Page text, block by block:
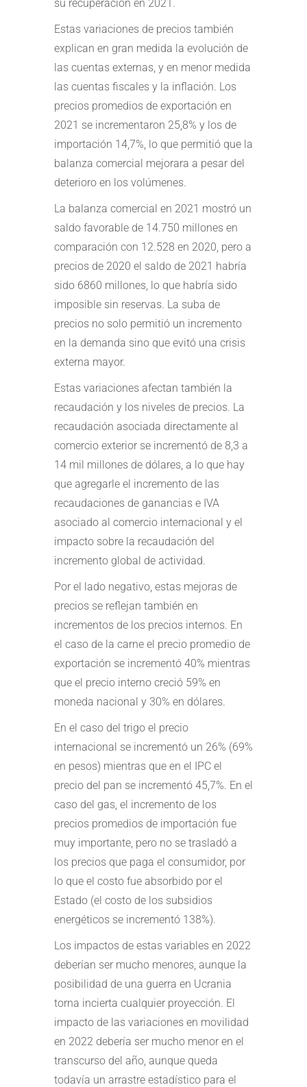
su recuperación en 2021.
Estas variaciones de precios también
explican en gran medida la evolución de
las cuentas externas, y en menor medida
las cuentas fiscales y la inflación. Los
precios promedios de exportación en
2021 se incrementaron 25,8% y los de
importación 14,7%, lo que permitió que la
balanza comercial mejorara a pesar del
deterioro en los volúmenes.
La balanza comercial en 2021 mostró un
saldo favorable de 14.750 millones en
comparación con 12.528 en 2020, pero a
precios de 2020 el saldo de 2021 habría
sido 6860 millones, lo que habría sido
imposible sin reservas. La suba de
precios no solo permitió un incremento
en la demanda sino que evitó una crisis
externa mayor.
Estas variaciones afectan también la
recaudación y los niveles de precios. La
recaudación asociada directamente al
comercio exterior se incrementó de 8,3 a
14 mil millones de dólares, a lo que hay
que agregarle el incremento de las
recaudaciones de ganancias e IVA
asociado al comercio internacional y el
impacto sobre la recaudación del
incremento global de actividad.
Por el lado negativo, estas mejoras de
precios se reflejan también en
incrementos de los precios internos. En
el caso de la carne el precio promedio de
exportación se incrementó 40% mientras
que el precio interno creció 59% en
moneda nacional y 30% en dólares.
En el caso del trigo el precio
internacional se incrementó un 26% (69%
en pesos) mientras que en el IPC el
precio del pan se incrementó 45,7%. En el
caso del gas, el incremento de los
precios promedios de importación fue
muy importante, pero no se trasladó a
los precios que paga el consumidor, por
lo que el costo fue absorbido por el
Estado (el costo de los subsidios
energéticos se incrementó 138%).
Los impactos de estas variables en 2022
deberían ser mucho menores, aunque la
posibilidad de una guerra en Ucrania
torna incierta cualquier proyección. El
impacto de las variaciones en movilidad
en 2022 debería ser mucho menor en el
transcurso del año, aunque queda
todavía un arrastre estadístico para el